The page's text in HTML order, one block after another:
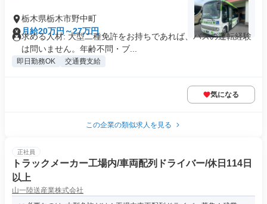
栃木県栃木市野中町
月給20万円～27万円
求める人材: 大型二種免許をお持ちであれば、バスの運転経験
は問いません。年齢不問・ブ...
即日勤務OK 交通費支給
気になる
この企業の類似求人を見る
正社員
トラックメーカー工場内/車両配列ドライバー/休日114日
以上
山一陸送産業株式会社